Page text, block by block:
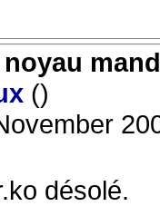
()
désolé.